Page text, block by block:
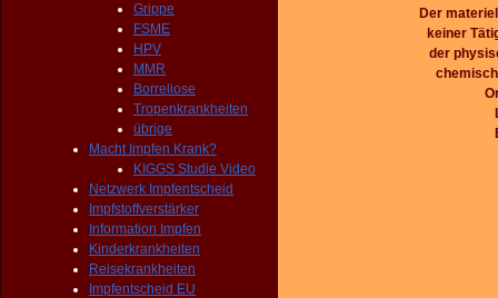
Grippe
FSME
HPV
MMR
Borreliose
Tropenkrankheiten
übrige
Macht Impfen Krank?
KIGGS Studie Video
Netzwerk Impfentscheid
Impfstoffverstärker
Information Impfen
Kinderkrankheiten
Reisekrankheiten
Impfentscheid EU
Der
keiner
der